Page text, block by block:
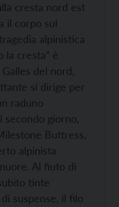
cresta nord est
il corpo sul
alpinistica
la cresta” è
del nord,
si dirige per
raduno
giorno,
Buttress,
alpinista
Al fiuto di
tinte
suspense, il filo